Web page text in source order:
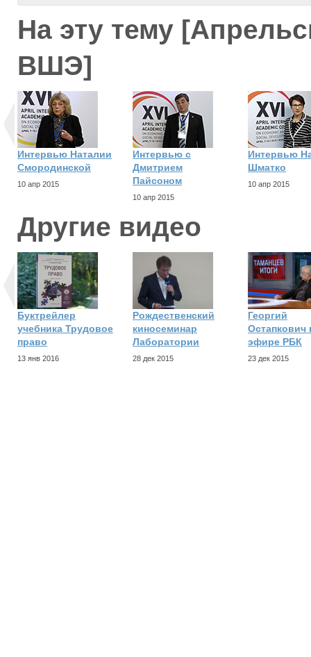
На эту тему
ВШЭ]
Интервью Наталии
Смородинской
10 апр 2015
Интервью с
Дмитрием
Пайсоном
10 апр 2015
Интервью
Шматко
10 апр 2015
Другие видео
Буктрейлер
учебника Трудовое
право
13 янв 2016
Рождественский
киносеминар
Лаборатории
28 дек 2015
Георгий
Остапкович
эфире РБК
23 дек 2015